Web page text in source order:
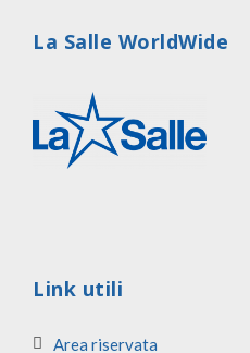
La Salle WorldWide
Link utili
Area riservata